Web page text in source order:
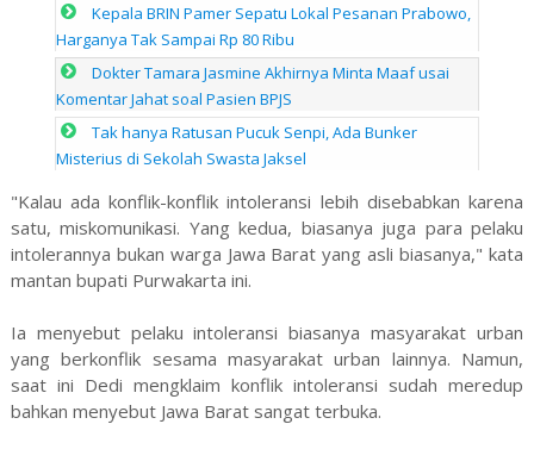
Kepala BRIN Pamer Sepatu Lokal Pesanan Prabowo,
Harganya Tak Sampai Rp 80 Ribu
Dokter Tamara Jasmine Akhirnya Minta Maaf usai
Komentar Jahat soal Pasien BPJS
Tak hanya Ratusan Pucuk Senpi, Ada Bunker
Misterius di Sekolah Swasta Jaksel
"Kalau ada konflik-konflik intoleransi lebih disebabkan karena
satu, miskomunikasi. Yang kedua, biasanya juga para pelaku
intolerannya bukan warga Jawa Barat yang asli biasanya," kata
mantan bupati Purwakarta ini.
Ia menyebut pelaku intoleransi biasanya masyarakat urban
yang berkonflik sesama masyarakat urban lainnya. Namun,
saat ini Dedi mengklaim konflik intoleransi sudah meredup
bahkan menyebut Jawa Barat sangat terbuka.